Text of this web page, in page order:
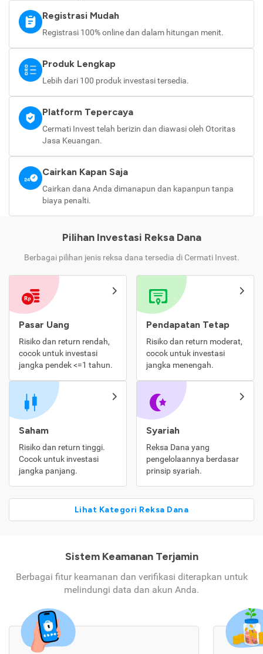
Registrasi Mudah
Registrasi 100% online dan dalam hitungan menit.
Produk Lengkap
Lebih dari 100 produk investasi tersedia.
Platform Tepercaya
Cermati Invest telah berizin dan diawasi oleh Otoritas
Jasa Keuangan.
Cairkan Kapan Saja
Cairkan dana Anda dimanapun dan kapanpun tanpa
biaya penalti.
Pilihan Investasi Reksa Dana
Berbagai pilihan jenis reksa dana tersedia di Cermati Invest.
Pasar Uang
Risiko dan return rendah,
cocok untuk investasi
jangka pendek <=1 tahun.
Pendapatan Tetap
Risiko dan return moderat,
cocok untuk investasi
jangka menengah.
Saham
Risiko dan return tinggi.
Cocok untuk investasi
jangka panjang.
Syariah
Reksa Dana yang
pengelolaannya berdasar
prinsip syariah.
Lihat Kategori Reksa Dana
Sistem Keamanan Terjamin
Berbagai fitur keamanan dan verifikasi diterapkan untuk
melindungi data dan akun Anda.